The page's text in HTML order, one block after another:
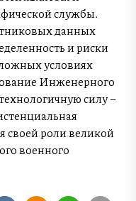
службы.
данных
и риски
условиях
Инженерного
силу –
своей роли великой
военного